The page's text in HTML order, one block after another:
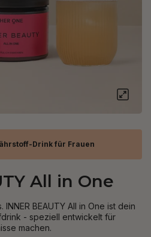
Drink für Frauen
All in One
BEAUTY All in One ist dein
- speziell entwickelt für
machen.